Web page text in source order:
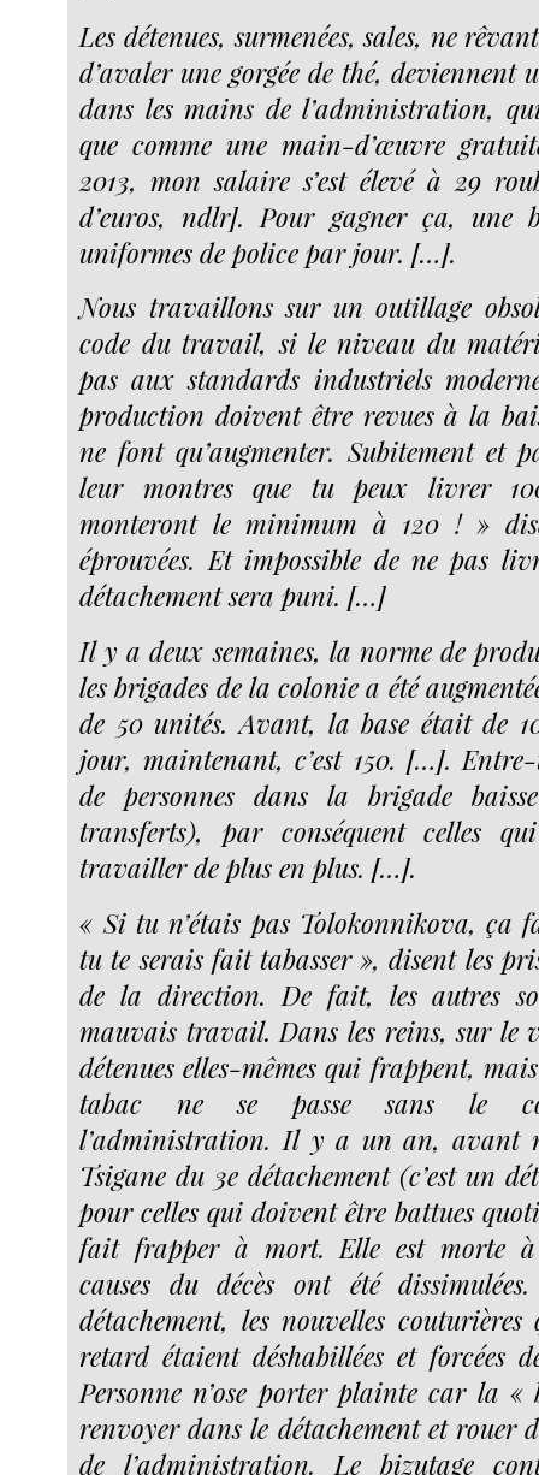
Les détenues, surmenées, sales, ne
d’avaler une gorgée de thé, deviennent
dans les mains de l’administration,
que comme une main-d’œuvre
2013, mon salaire s’est élevé à 29
d’euros, ndlr]. Pour gagner ça, une
uniformes de police par jour. […].
Nous travaillons sur un outillage
code du travail, si le niveau du
pas aux standards industriels
production doivent être revues à la
ne font qu’augmenter. Subitement et
leur montres que tu peux livrer
monteront le minimum à 120 ! »
éprouvées. Et impossible de ne pas
détachement sera puni. […]
Il y a deux semaines, la norme de
les brigades de la colonie a été
de 50 unités. Avant, la base était de
jour, maintenant, c’est 150. […].
de personnes dans la brigade
transferts), par conséquent celles
travailler de plus en plus. […].
« Si tu n’étais pas Tolokonnikova, ça
tu te serais fait tabasser », disent les
de la direction. De fait, les autres
mauvais travail. Dans les reins, sur le
détenues elles-mêmes qui frappent,
tabac ne se passe sans le
l’administration. Il y a un an, avant
Tsigane du 3e détachement (c’est un
pour celles qui doivent être battues
fait frapper à mort. Elle est morte à
causes du décès ont été
détachement, les nouvelles
retard étaient déshabillées et forcées
Personne n’ose porter plainte car la «
renvoyer dans le détachement et rouer
de l’administration. Le bizutage